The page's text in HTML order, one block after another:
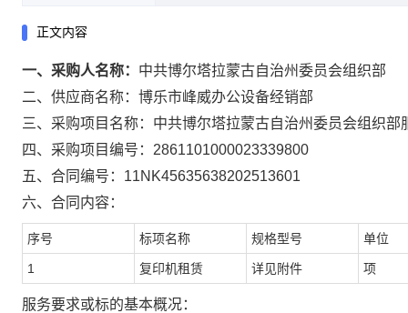
正文内容
一、采购人名称： 中共博尔塔拉蒙古自治州委员会组织部
二、供应商名称： 博乐市峰威办公设备经销部
三、采购项目名称： 中共博尔塔拉蒙古自治州委员会组织部
四、采购项目编号： 2861101000023339800
五、合同编号： 11NK45635638202513601
六、合同内容：
序号 标项名称 规格型号 单位
1 复印机租赁 详见附件 项
服务要求或标的基本概况：